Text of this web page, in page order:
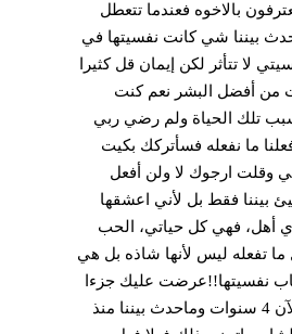
بالاخوه فعندما تتعطل
بيننا شي كانت نفسيتها في
لا تتأثر لكن إيمان قل كثيرا
من أفضل البشر نعم كنت
تلك الحياة ولم رضي ربي
ما نفعله فسأتركك بكيت
وقلت ارجوك لا ولن أفعل
بيننا فقط بل لأني اعشقها
أهل، فهي كل حياتي، الحب
ما تفعله ليس لأنها شاذه بل هي
نفسيتها!!عرضت عليك جزءا
بسيطا من حياتي اتمنى لو أحب صديقتي حب فتاة لصديقتها لانه ذلك الحب الذي أشعر به يقتلني ( اعرفها الآن 4 سنوات وماحدث بيننا منذ